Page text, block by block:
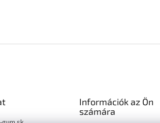
Információk az Ön
számára